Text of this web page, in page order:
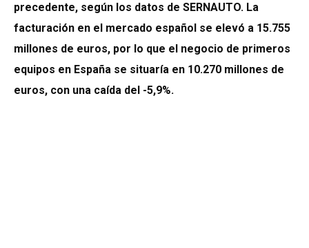
precedente, según los datos de SERNAUTO. La
facturación en el mercado español se elevó a 15.755
millones de euros, por lo que el negocio de primeros
equipos en España se situaría en 10.270 millones de
euros, con una caída del -5,9%.